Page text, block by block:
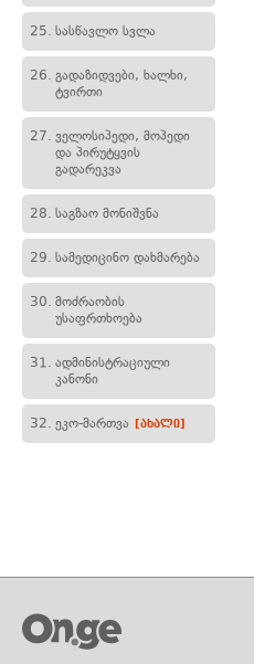
25. სასწავლო სვლა
26. გადაზიდვები, ხალხი,
ტვირთი
27. ველოსიპედი, მოპედი
და პირუტყვის
გადარეკვა
28. საგზაო მონიშვნა
29. სამედიცინო დახმარება
30. მოძრაობის
უსაფრთხოება
31. ადმინისტრაციული
კანონი
32. ეკო-მართვა [ახალი]